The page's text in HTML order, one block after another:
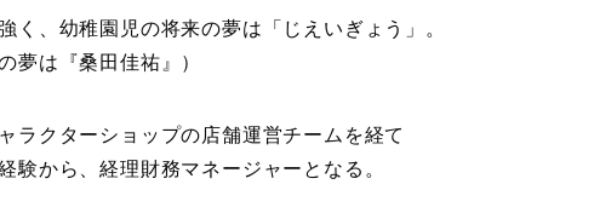
く、幼稚園児の将来の夢は「じえいぎょう」。
夢は『桑田佳祐』）
ラクターショップの店舗運営チームを経て
験から、経理財務マネージャーとなる。